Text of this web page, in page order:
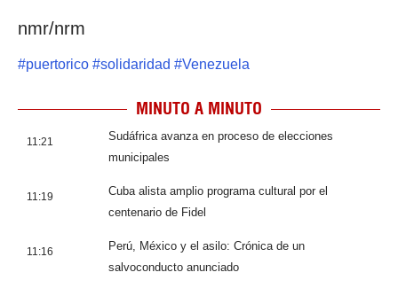
nmr/nrm
#puertorico #solidaridad #Venezuela
MINUTO A MINUTO
11:21
Sudáfrica avanza en proceso de elecciones
municipales
11:19
Cuba alista amplio programa cultural por el
centenario de Fidel
11:16
Perú, México y el asilo: Crónica de un
salvoconducto anunciado